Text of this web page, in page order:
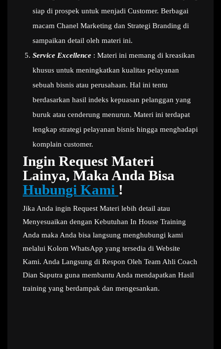
siap di prospek untuk menjadi Customer. Berbagai
macam Chanel Marketing dan Strategi Branding di
sampaikan detail oleh materi ini.
Service Excellence : Materi ini memang di kreasikan
khusus untuk meningkatkan kualitas pelayanan
sebuah bisnis atau perusahaan. Hal ini tentu
berdasarkan hasil indeks kepuasan pelanggan yang
buruk atau cenderung menurun. Materi ini terdapat
lengkap strategi pelayanan bisnis hingga menghadapi
komplain customer.
Ingin Request Materi
Lainya, Maka Anda Bisa
Hubungi Kami !
Jika Anda ingin Request Materi lebih detail atau
Menyesuaikan dengan Kebutuhan In House Training
Anda maka Anda bisa langsung menghubungi kami
melalui Kolom WhatsApp yang tersedia di Website
Kami. Anda Langsung di Respon Oleh Team Ahli Coach
Dian Saputra guna membantu Anda mendapatkan Hasil
training yang berdampak dan mengesankan.